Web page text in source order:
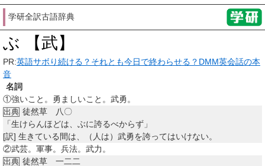
学研全訳古語辞典
ぶ 【武】
PR:英語サボり続ける？それとも今日で終わらせる？DMM英会話の本
音
名詞
①強いこと。勇ましいこと。武勇。
出典 徒然草 八〇
「生けらんほどは、ぶに誇るべからず」
[訳] 生きている間は、（人は）武勇を誇ってはいけない。
②武芸。軍事。兵法。武力。
出典 徒然草 一二二